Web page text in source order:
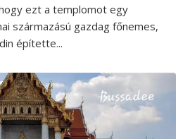
ezt a templomot egy
származású gazdag főnemes,
építette...